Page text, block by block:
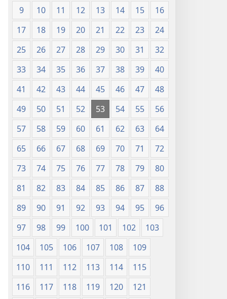
(Chapa
ya
Jalada
Jepesi)
9
10 11 12 13 14 15
16
17
18 19 20 21 22 23
24
25
26 27 28 29 30 31
32
33
34 35 36 37 38 39
40
41
42 43 44 45 46 47
48
49
50 51 52 53 54 55
56
57
58 59 60 61 62 63
64
65
66 67 68 69 70 71
72
73
74 75 76 77 78 79
80
81
82 83 84 85 86 87
88
89
90 91 92 93 94 95
96
97
98 99 100 101 102
103
104
105 106 107 108
109
110
111 112 113 114
115
116
117 118 119 120
121